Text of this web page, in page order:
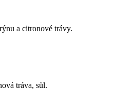
a citronové trávy.
tráva, sůl.